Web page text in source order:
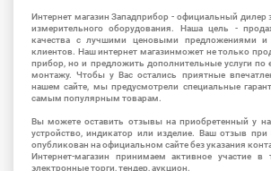
Интернет магазин Западприбор - официальный дилер
измерительного оборудования. Наша цель -
качества с лучшими ценовыми предложениями
клиентов. Наш интернет магазинможет не только
прибор, но и предложить дополнительные услуги по
монтажу. Чтобы у Вас остались приятные
нашем сайте, мы предусмотрели специальные
самым популярным товарам.
Вы можете оставить отзывы на приобретенный у
устройство, индикатор или изделие. Ваш отзыв при
опубликован на официальном сайте без указания
Интернет-магазин принимаем активное участие в
электронные торги, тендер, аукцион.